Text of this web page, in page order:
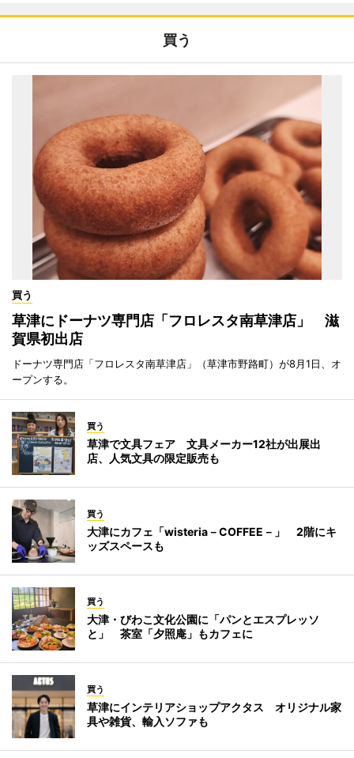
買う
買う
草津にドーナツ専門店「フロレスタ南草津店」 滋
賀県初出店
ドーナツ専門店「フロレスタ南草津店」（草津市野路町）が8月1日、オ
ープンする。
買う
草津で文具フェア 文具メーカー12社が出展出
店、人気文具の限定販売も
買う
大津にカフェ「wisteria－COFFEE－」 2階にキ
ッズスペースも
買う
大津・びわこ文化公園に「パンとエスプレッソ
と」 茶室「夕照庵」もカフェに
買う
草津にインテリアショップアクタス オリジナル家
具や雑貨、輸入ソファも